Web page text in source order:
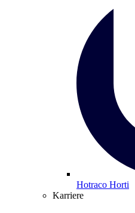
Hotraco Horti
Karriere